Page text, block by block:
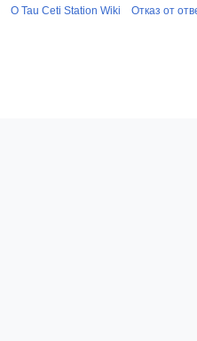
О Tau Ceti Station Wiki Отказ от